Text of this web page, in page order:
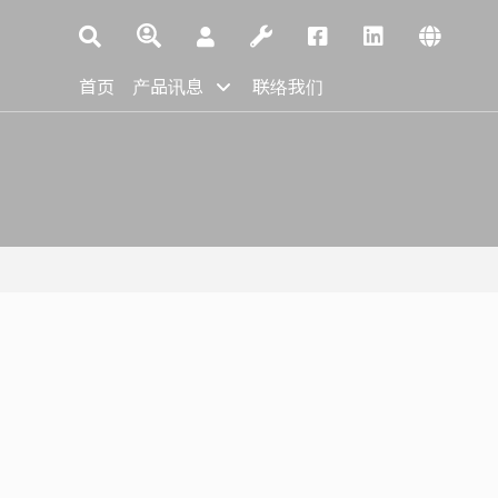
首页 产品讯息 联络我们